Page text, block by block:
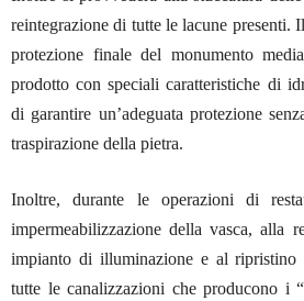
reintegrazione di tutte le lacune presenti.
protezione finale del monumento
prodotto con speciali caratteristiche di
di garantire un’adeguata protezione
traspirazione della pietra.
Inoltre, durante le operazioni di
impermeabilizzazione della vasca, alla
impianto di illuminazione e al
tutte le canalizzazioni che producono i